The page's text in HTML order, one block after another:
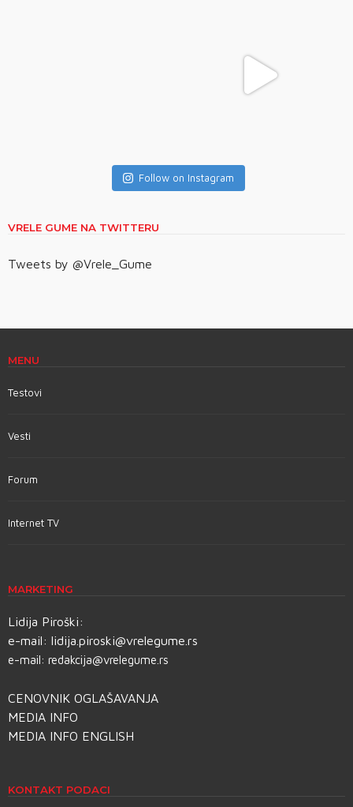
Follow on Instagram
VRELE GUME NA TWITTERU
Tweets by @Vrele_Gume
MENU
Testovi
Vesti
Forum
Internet TV
MARKETING
Lidija Piroški:
e-mail: lidija.piroski@vrelegume.rs
e-mail: redakcija@vrelegume.rs
CENOVNIK OGLAŠAVANJA
MEDIA INFO
MEDIA INFO ENGLISH
KONTAKT PODACI